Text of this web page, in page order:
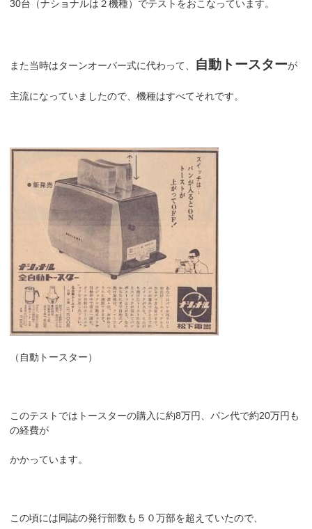
30台（ナショナルは２機種）でテストをおこなっています。
また当時はターンオーバー式に代わって、 自動トースターが
主流になっていましたので、機種はすべてそれです。
（自動トースター）
このテストではトースターの購入に約8万円、パン代で約20万円も
の経費が
かかっています。
この頃には同誌の発行部数も５０万部を超えていたので、